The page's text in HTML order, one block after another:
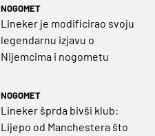
NOGOMET
Lineker je modificirao svoju
legendarnu izjavu o
Nijemcima i nogometu
NOGOMET
Lineker šprda bivši klub:
Lijepo od Manchestera što